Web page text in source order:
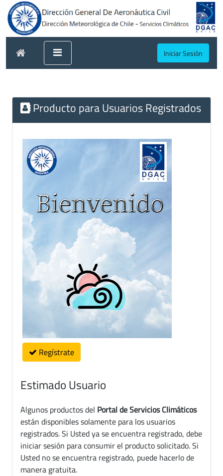
Iniciar Sesión
Producto para Usuarios Registrados
Regístrate
Estimado Usuario
Algunos productos del Portal de Servicios Climáticos
están disponibles solamente para los usuarios
registrados. Si Usted ya se encuentra registrado, debe
iniciar sesión para consumir el producto solicitado. Si
Usted no se encuentra registrado, puede hacerlo de
manera gratuita.